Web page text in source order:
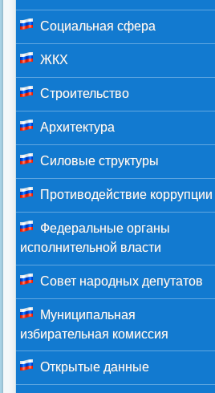
Социальная сфера
ЖКХ
Строительство
Архитектура
Силовые структуры
Противодействие коррупции
Федеральные органы
исполнительной власти
Совет народных депутатов
Муниципальная
избирательная комиссия
Открытые данные